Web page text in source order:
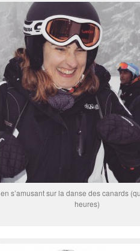
en s’amusant sur la danse des canards
heures)